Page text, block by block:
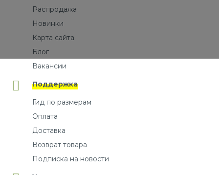
Распродажа
Новинки
Карта сайта
Блог
Вакансии
Поддержка
Гид по размерам
Оплата
Доставка
Возврат товара
Подписка на новости